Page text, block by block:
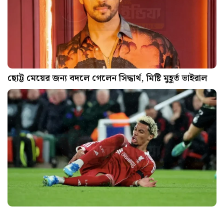
ছোট্ট মেয়ের জন্য বদলে গেলেন সিদ্ধার্থ, মিষ্টি মুহূর্ত ভাইরাল